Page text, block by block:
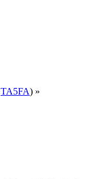
TA5FA) »